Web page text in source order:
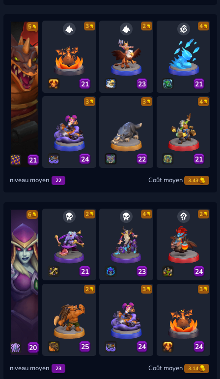
5
21
3
21
2
23
4
21
3
24
3
22
4
21
niveau moyen 22 Coût moyen 3.43
6
20
2
21
4
23
2
24
2
25
3
24
3
24
niveau moyen 23 Coût moyen 3.14